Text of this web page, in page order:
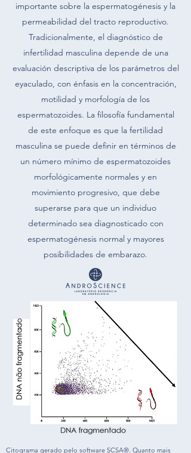
importante sobre la espermatogénesis y la
permeabilidad del tracto reproductivo.
Tradicionalmente, el diagnóstico de
infertilidad masculina depende de una
evaluación descriptiva de los parámetros del
eyaculado, con énfasis en la concentración,
motilidad y morfología de los
espermatozoides. La filosofía fundamental
de este enfoque es que la fertilidad
masculina se puede definir en términos de
un número mínimo de espermatozoides
morfológicamente normales y en
movimiento progresivo, que debe
superarse para que un individuo
determinado sea diagnosticado con
espermatogénesis normal y mayores
posibilidades de embarazo.
Citograma gerado pelo software SCSA®. Quanto mais